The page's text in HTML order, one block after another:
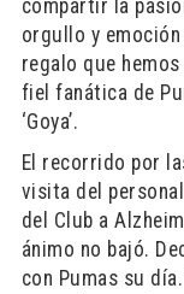
compartir la
orgullo y
regalo que
fiel fanática de
‘Goya’.
El recorrido por
visita del
del Club a
ánimo no bajó.
con Pumas su